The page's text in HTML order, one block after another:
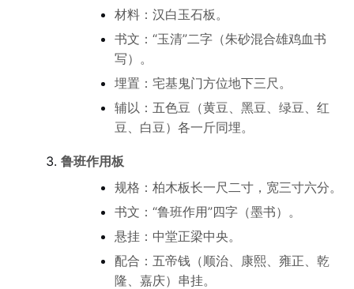
材料：汉白玉石板。
书文：“玉清”二字（朱砂混合雄鸡血书
写）。
埋置：宅基鬼门方位地下三尺。
辅以：五色豆（黄豆、黑豆、绿豆、红
豆、白豆）各一斤同埋。
鲁班作用板
规格：柏木板长一尺二寸，宽三寸六分。
书文：“鲁班作用”四字（墨书）。
悬挂：中堂正梁中央。
配合：五帝钱（顺治、康熙、雍正、乾
隆、嘉庆）串挂。